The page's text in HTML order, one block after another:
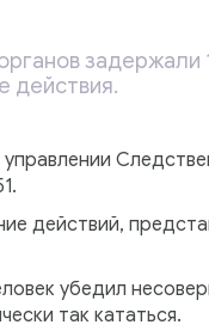
действия.
действий,
убедил
так кататься.